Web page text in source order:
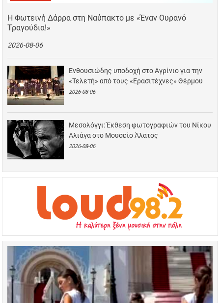
Η Φωτεινή Δάρρα στη Ναύπακτο με «Έναν Ουρανό
Τραγούδια!»
2026-08-06
Ενθουσιώδης υποδοχή στο Αγρίνιο για την
«Τελετή» από τους «Ερασιτέχνες» Θέρμου
2026-08-06
Μεσολόγγι: Έκθεση φωτογραφιών του Νίκου
Αλιάγα στο Μουσείο Άλατος
2026-08-06